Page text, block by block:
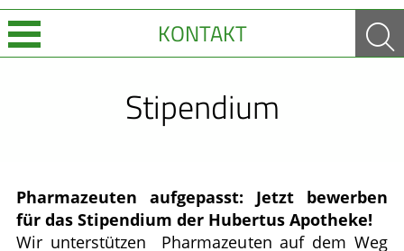
KONTAKT
Krankheiten & Therapie
Stipendium
Pharmazeuten aufgepasst: Jetzt bewerben
für das Stipendium der Hubertus Apotheke!
Wir unterstützen Pharmazeuten auf dem Weg